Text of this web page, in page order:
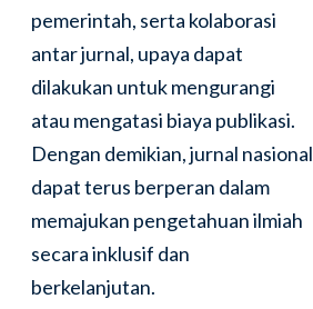
pemerintah, serta kolaborasi
antar jurnal, upaya dapat
dilakukan untuk mengurangi
atau mengatasi biaya publikasi.
Dengan demikian, jurnal nasional
dapat terus berperan dalam
memajukan pengetahuan ilmiah
secara inklusif dan
berkelanjutan.